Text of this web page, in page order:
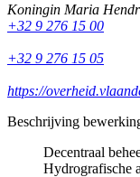
Koningin Maria
+32 9 276 15 00
+32 9 276 15 05
https://
Beschrijving
Decentraal
Hydrografische